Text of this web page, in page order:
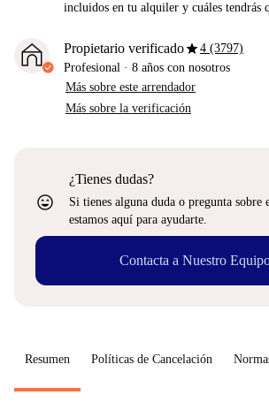
incluidos en tu alquiler y cuáles tendrás
Propietario verificadostar4 (3797)
Profesional · 8 años con nosotros
Más sobre este arrendador
Más sobre la verificación
sentiment_very_satisfied
¿Tienes dudas?
Si tienes alguna duda o pregunta sobre
estamos aquí para ayudarte.
Contacta a Nuestro
Resumen Políticas de Cancelación